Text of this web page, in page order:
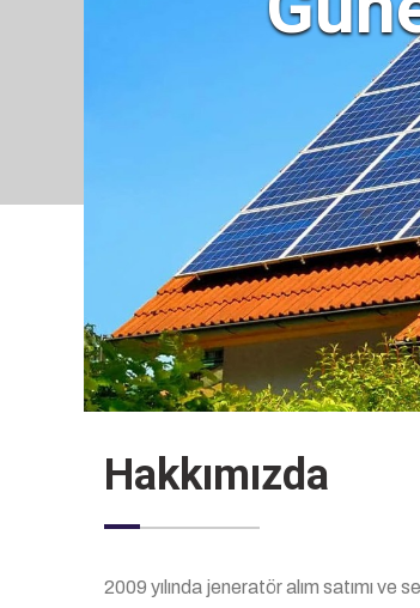
Hakkımızda
2009 yılında jeneratör alım satımı ve